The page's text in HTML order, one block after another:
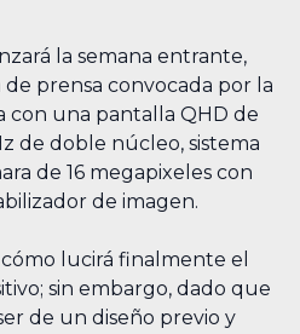
la semana entrante,
prensa convocada por la
con una pantalla QHD de
de doble núcleo, sistema
de 16 megapixeles con
de imagen.
lucirá finalmente el
sin embargo, dado que
de un diseño previo y